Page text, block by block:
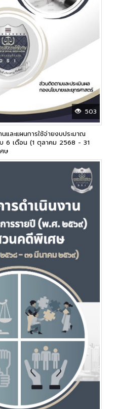
503
และแผนการใช้จ่ายงบประมาณ
6 เดือน (1 ตุลาคม 2568 - 31
ษ